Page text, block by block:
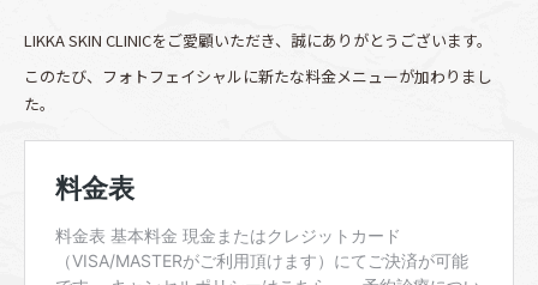
LIKKA SKIN CLINICをご愛顧いただき、誠にありがとうございます。
このたび、フォトフェイシャルに新たな料金メニューが加わりまし
た。